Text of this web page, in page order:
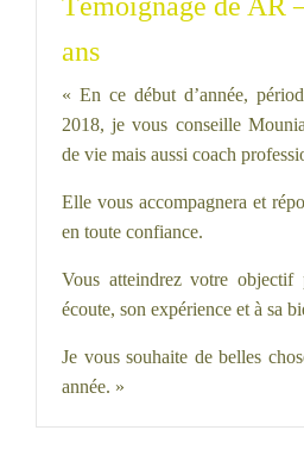
ans
« En ce début d’année,
2018, je vous conseille
de vie mais aussi coach
Elle vous accompagnera et
en toute confiance.
Vous atteindrez votre objectif
écoute, son expérience et à sa
Je vous souhaite de belles
année. »